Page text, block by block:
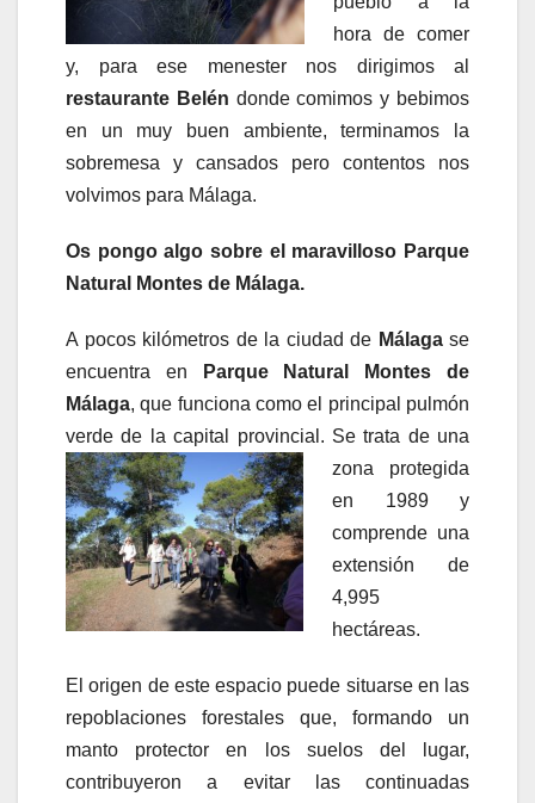
hora de comer
y, para ese menester nos dirigimos al
restaurante Belén donde comimos y bebimos
en un muy buen ambiente, terminamos la
sobremesa y cansados pero contentos nos
volvimos para Málaga.
Os pongo algo sobre el maravilloso Parque
Natural Montes de Málaga.
A pocos kilómetros de la ciudad de Málagase
encuentra en
Parque Natural Montes de
Málaga, que funciona como el principal pulmón
verde de la capital provincial. Setrata de una
zona protegida
en 1989 y
comprende una
extensión de
4,995
hectáreas.
El origen de este espacio puede situarse en las
repoblaciones forestales que, formando un
manto protector en los suelos del lugar,
contribuyeron a evitar las continuadas